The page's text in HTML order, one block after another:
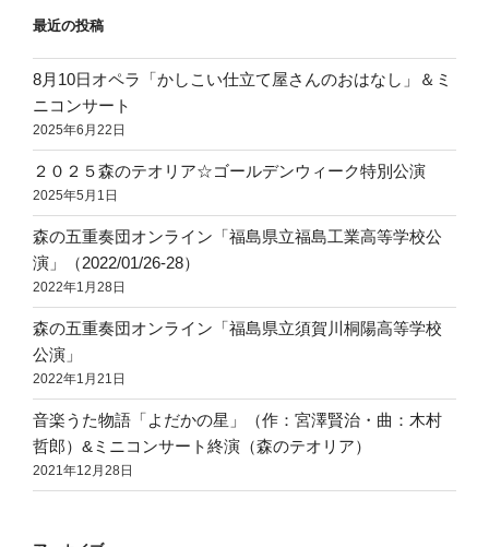
最近の投稿
8月10日オペラ「かしこい仕立て屋さんのおはなし」＆ミ
ニコンサート
2025年6月22日
２０２５森のテオリア☆ゴールデンウィーク特別公演
2025年5月1日
森の五重奏団オンライン「福島県立福島工業高等学校公
演」（2022/01/26-28）
2022年1月28日
森の五重奏団オンライン「福島県立須賀川桐陽高等学校
公演」
2022年1月21日
音楽うた物語「よだかの星」（作：宮澤賢治・曲：木村
哲郎）&ミニコンサート終演（森のテオリア）
2021年12月28日